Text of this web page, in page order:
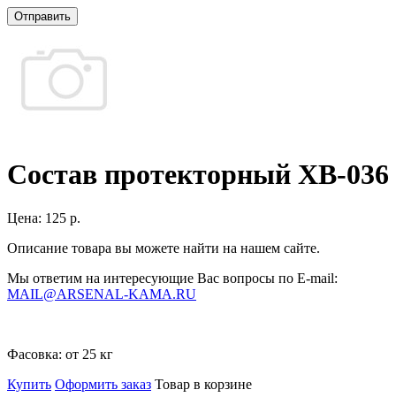
Отправить
Состав протекторный ХВ-036
Цена: 125 р.
Описание товара вы можете найти на нашем сайте.
Мы ответим на интересующие Вас вопросы по E-mail:
MAIL@ARSENAL-KAMA.RU
Фасовка: от 25 кг
Купить Оформить заказ Товар в корзине